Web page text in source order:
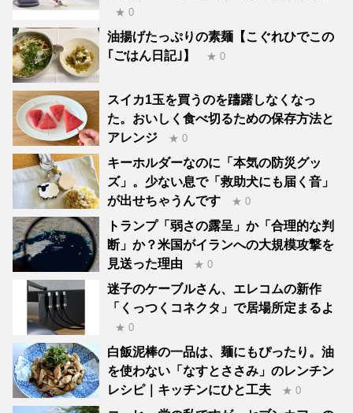
★ 0
油揚げたっぷりの素麺【こぐれひでこの
｢ごはん日記｣】
★ 0
スイカ1玉を買うのを躊躇しなくなっ
た。おいしく食べ切るための保存方法と
アレンジ
★ 0
キーホルダーなのに「本気の防災グッ
ズ」。少ない息で「救助犬にも届く音」
が出せちゃうんです
★ 0
トランプ「弱さの露呈」か「合理的な判
断」か？米国がイランへの大規模攻撃を
見送った理由
★ 0
迷子のケーブルさん、エレコムの新作
「くっつくコネクタ」で居場所定まるよ
★ 0
白飯泥棒の一品は、麺にもぴったり。油
を使わない「なすとささみ」のレンチン
レシピ｜キッチンにひと工夫
★ 0